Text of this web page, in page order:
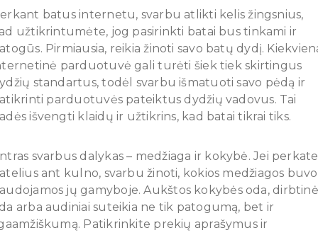
batus internetu, svarbu atlikti kelis žingsnius,
užtikrintumėte, jog pasirinkti batai bus tinkami ir
Pirmiausia, reikia žinoti savo batų dydį.
parduotuvė gali turėti šiek tiek skirtingus
standartus, todėl svarbu išmatuoti savo pėdą ir
parduotuvės pateiktus dydžių vadovus. Tai
išvengti klaidų ir užtikrins, kad batai tikrai tiks.
svarbus dalykas – medžiaga ir kokybė. Jei perkate
ant kulno, svarbu žinoti, kokios medžiagos buvo
jų gamyboje. Aukštos kokybės oda, dirbtinė
arba audiniai suteikia ne tik patogumą, bet ir
Patikrinkite prekių aprašymus ir